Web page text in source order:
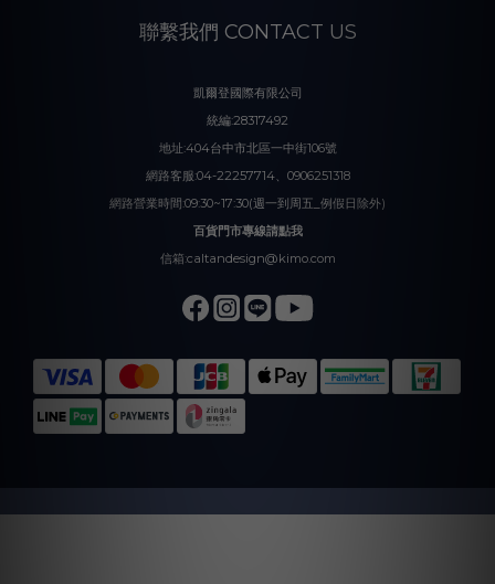
聯繫我們 CONTACT US
凱爾登國際有限公司
統編:28317492
地址:404台中市北區一中街106號
網路客服:04-22257714、0906251318
網路營業時間:09:30~17:30(週一到周五_例假日除外)
百貨門市專線請點我
信箱:caltandesign@kimo.com